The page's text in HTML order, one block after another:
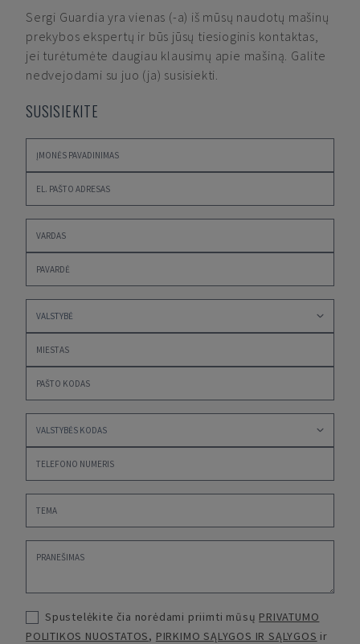
Sergi Guardia yra vienas (-a) iš mūsų naudotų mašinų
prekybos ekspertų ir būs jūsų tiesioginis kontaktas,
jei turėtumėte daugiau klausimų apie mašiną. Galite
nedvejodami su juo (ja) susisiekti.
SUSISIEKITE
Spustelėkite čia norėdami priimti mūsų PRIVATUMO
POLITIKOS NUOSTATOS, PIRKIMO SĄLYGOS IR SĄLYGOS ir